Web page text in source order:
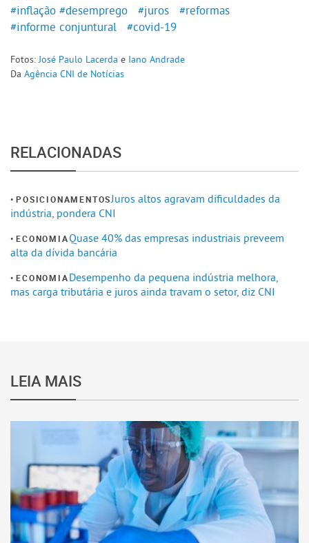
#inflação #desemprego #juros
#reformas
#informe conjuntural
#covid-19
Fotos:José Paulo Lacerda e Iano Andrade
Da Agência CNI de Notícias
RELACIONADAS
POSICIONAMENTOSJuros altos agravam dificuldades da
indústria, pondera CNI
ECONOMIAQuase 40% das empresas industriais preveem
alta da dívida bancária
ECONOMIADesempenho da pequena indústria melhora,
mas carga tributária e juros ainda travam o setor, diz CNI
LEIA MAIS